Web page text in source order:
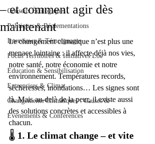
Conseils Écologiques
Politiques & Réglementations
Interviews & Témoignages
Focus Territoires & Initiatives Loc
Éducation & Sensibilisation
Entreprises & Climat
Changements Climatiques : Causes &
Événements & Conférences
– et comment agir dès
maintenant
Le changement climatique n’est plus une
menace lointaine : il affecte déjà nos vies,
notre santé, notre économie et notre
environnement. Températures records,
sécheresses, inondations… Les signes sont
là. Mais au-delà de la peur, il existe aussi
des solutions concrètes et accessibles à
chacun.
🌡️ 1. Le climat change – et vite